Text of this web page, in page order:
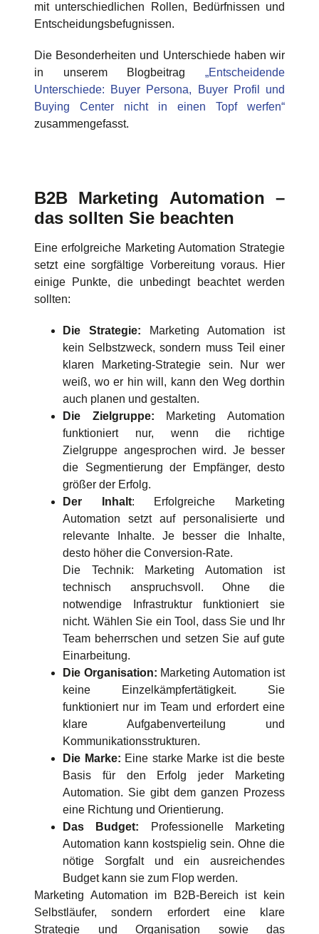
mit unterschiedlichen Rollen, Bedürfnissen und
Entscheidungsbefugnissen.
Die Besonderheiten und Unterschiede haben wir
in unserem Blogbeitrag „Entscheidende
Unterschiede: Buyer Persona, Buyer Profil und
Buying Center nicht in einen Topf werfen“
zusammengefasst.
B2B Marketing Automation –
das sollten Sie beachten
Eine erfolgreiche Marketing Automation Strategie
setzt eine sorgfältige Vorbereitung voraus. Hier
einige Punkte, die unbedingt beachtet werden
sollten:
Die Strategie: Marketing Automation ist
kein Selbstzweck, sondern muss Teil einer
klaren Marketing-Strategie sein. Nur wer
weiß, wo er hin will, kann den Weg dorthin
auch planen und gestalten.
Die Zielgruppe: Marketing Automation
funktioniert nur, wenn die richtige
Zielgruppe angesprochen wird. Je besser
die Segmentierung der Empfänger, desto
größer der Erfolg.
Der Inhalt: Erfolgreiche Marketing
Automation setzt auf personalisierte und
relevante Inhalte. Je besser die Inhalte,
desto höher die Conversion-Rate.
Die Technik: Marketing Automation ist
technisch anspruchsvoll. Ohne die
notwendige Infrastruktur funktioniert sie
nicht. Wählen Sie ein Tool, dass Sie und Ihr
Team beherrschen und setzen Sie auf gute
Einarbeitung.
Die Organisation: Marketing Automation ist
keine Einzelkämpfertätigkeit. Sie
funktioniert nur im Team und erfordert eine
klare Aufgabenverteilung und
Kommunikationsstrukturen.
Die Marke: Eine starke Marke ist die beste
Basis für den Erfolg jeder Marketing
Automation. Sie gibt dem ganzen Prozess
eine Richtung und Orientierung.
Das Budget: Professionelle Marketing
Automation kann kostspielig sein. Ohne die
nötige Sorgfalt und ein ausreichendes
Budget kann sie zum Flop werden.
Marketing Automation im B2B-Bereich ist kein
Selbstläufer, sondern erfordert eine klare
Strategie und Organisation sowie das